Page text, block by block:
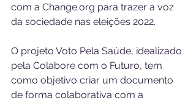
com a Change.org para trazer a voz
da sociedade nas eleições 2022.
O projeto Voto Pela Saúde, idealizado
pela Colabore com o Futuro, tem
como objetivo criar um documento
de forma colaborativa com a